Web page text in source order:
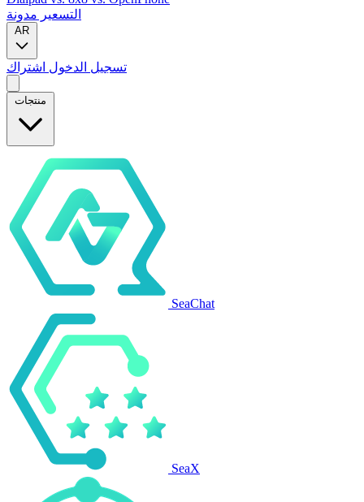
التسعير مدونة
AR
تسجيل الدخول اشتراك
منتجات
SeaChat
SeaX